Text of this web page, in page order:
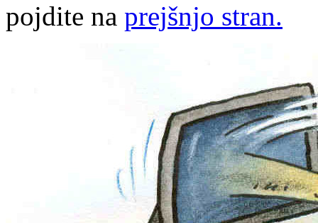
pojdite na prejšnjo stran.